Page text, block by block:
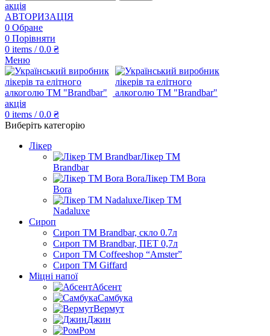
акція
АВТОРИЗАЦІЯ
0 Обране
0 Порівняти
0 items / 0.0 ₴
Меню
акція
0 items / 0.0 ₴
Виберіть категорію
Лікер
Лікер ТМ
Brandbar
Лікер ТМ Bora
Bora
Лікер ТМ
Nadaluxe
Сироп
Сироп TM Brandbar, скло 0.7л
Сироп TM Brandbar, ПЕТ 0,7л
Сироп TM Coffeeshop “Amster”
Сироп TM Giffard
Міцні напої
Абсент
Самбука
Вермут
Джин
Ром